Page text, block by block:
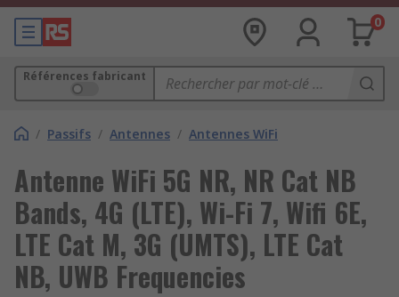
0
Références fabricant
/ Passifs / Antennes / Antennes WiFi
Antenne WiFi 5G NR, NR Cat NB
Bands, 4G (LTE), Wi-Fi 7, Wifi 6E,
LTE Cat M, 3G (UMTS), LTE Cat
NB, UWB Frequencies